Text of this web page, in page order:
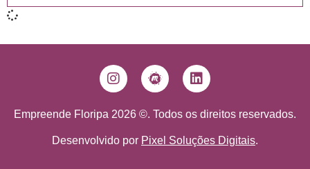
Empreende Floripa 2026 ©. Todos os direitos reservados.
Desenvolvido por Pixel Soluções Digitais.